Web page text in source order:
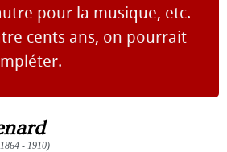
pour la musique, etc.
cents ans, on pourrait
- 1910)